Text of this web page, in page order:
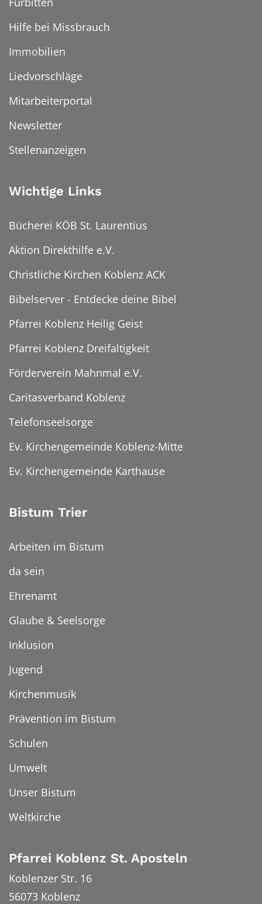
Hilfe bei Missbrauch
Immobilien
Liedvorschläge
Mitarbeiterportal
Newsletter
Stellenanzeigen
Wichtige Links
Bücherei KÖB St. Laurentius
Aktion Direkthilfe e.V.
Christliche Kirchen Koblenz ACK
Bibelserver - Entdecke deine Bibel
Pfarrei Koblenz Heilig Geist
Pfarrei Koblenz Dreifaltigkeit
Förderverein Mahnmal e.V.
Caritasverband Koblenz
Telefonseelsorge
Ev. Kirchengemeinde Koblenz-Mitte
Ev. Kirchengemeinde Karthause
Bistum Trier
Arbeiten im Bistum
da sein
Ehrenamt
Glaube & Seelsorge
Inklusion
Jugend
Kirchenmusik
Prävention im Bistum
Schulen
Umwelt
Unser Bistum
Weltkirche
Pfarrei Koblenz St. Aposteln
Koblenzer Str. 16
56073 Koblenz